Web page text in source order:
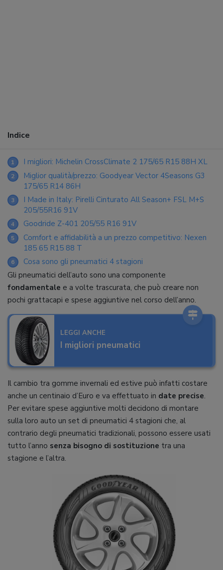
Indice
1 I migliori: Michelin CrossClimate 2 175/65 R15 88H XL
2
Miglior qualità/prezzo: Goodyear Vector 4Seasons G3
175/65 R14 86H
3
I Made in Italy: Pirelli Cinturato All Season+ FSL M+S
205/55R16 91V
4 Goodride Z-401 205/55 R16 91V
5
Comfort e affidabilità a un prezzo competitivo: Nexen
185 65 R15 88 T
6
Cosa sono gli pneumatici 4 stagioni
Gli pneumatici dell’auto sono una componente
fondamentale e a volte trascurata, che può creare non
pochi grattacapi e spese aggiuntive nel corso dell’anno.
LEGGI ANCHE
I migliori pneumatici
Il cambio tra gomme invernali ed estive può infatti costare
anche un centinaio d’Euro e va effettuato in date precise.
Per evitare spese aggiuntive molti decidono di montare
sulla loro auto un set di pneumatici 4 stagioni che, al
contrario degli pneumatici tradizionali, possono essere usati
tutto l’anno senza bisogno di sostituzione tra una
stagione e l’altra.